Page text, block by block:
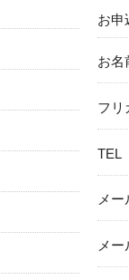
お申
お名
フリ
TEL
メー
メ